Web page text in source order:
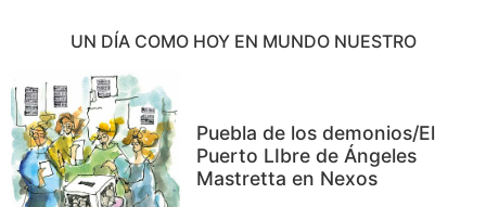
UN DÍA COMO HOY EN MUNDO NUESTRO
Puebla de los demonios/El
Puerto LIbre de Ángeles
Mastretta en Nexos